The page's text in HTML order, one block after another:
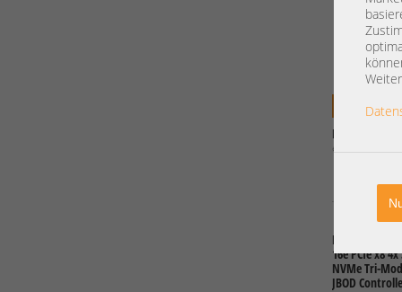
66,00 €
Preis exkl.
exkl.
LSI Broadcom
16e PCIe x8 4x
NVMe Tri-
JBOD